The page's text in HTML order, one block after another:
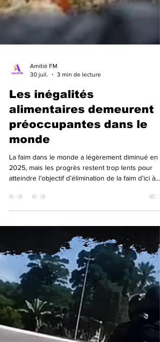
30 juil.
3 min de lecture
alimentaires demeurent
préoccupantes dans le
monde
La faim dans le monde a légèrement diminué en
de la sécurité alimentaire et de la nutrition dans le
monde 2026 », publié conjointement par
agences des Nations unies. Le document met en
évidence une amélioration des indicateurs
mondiaux, tout en soulignant de profondes
disparités régionales et la persistance de